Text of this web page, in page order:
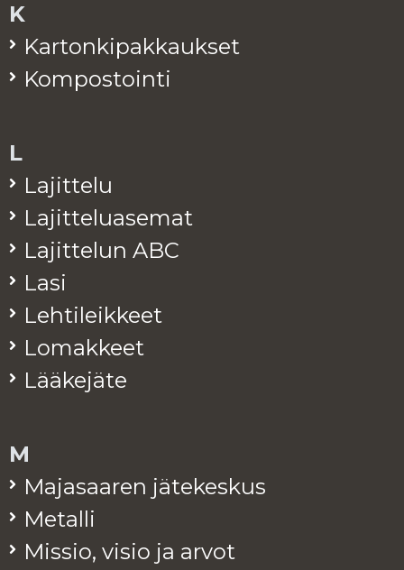
K
Kar­ton­ki­pak­kauk­set
Kom­pos­toin­ti
L
La­jit­te­lu
La­jit­te­lua­se­mat
La­jit­te­lun ABC
Lasi
Leh­ti­leik­keet
Lo­mak­keet
Lää­ke­jä­te
M
Ma­ja­saa­ren jä­te­kes­kus
Me­tal­li
Mis­sio, visio ja arvot